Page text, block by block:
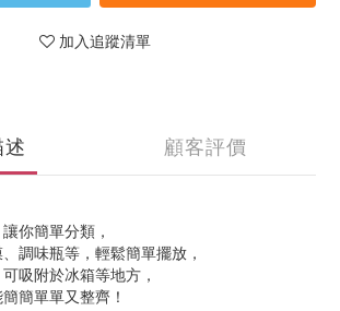
加入追蹤清單
顧客評價
你簡單分類，
調味瓶等，輕鬆簡單擺放，
吸附於冰箱等地方，
簡單單又整齊！